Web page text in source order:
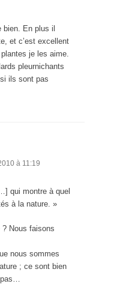
bien. En plus il
et c’est excellent
je les aime.
pleurnichants
ils sont pas
à 11:19
qui montre à quel
à la nature. »
? Nous faisons
nous sommes
; ce sont bien
pas…